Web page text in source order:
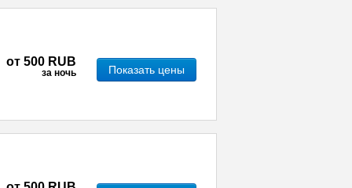
от 500 RUB
за ночь Показать цены